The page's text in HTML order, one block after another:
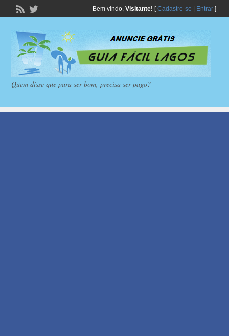
Bem vindo, Visitante! [Cadastre-se Entrar]
Quem disse que para ser bom, precisa ser pago?